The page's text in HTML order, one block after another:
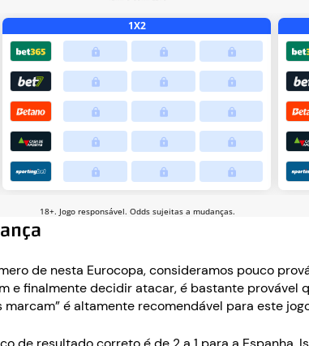
de nesta Eurocopa, consideramos pouco
e finalmente decidir atacar, é bastante provável
marcam” é altamente recomendável para este